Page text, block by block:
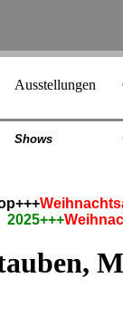
Ausstellungen
Shows
2025+++